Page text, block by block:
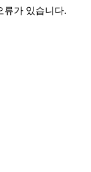
류가 있습니다.